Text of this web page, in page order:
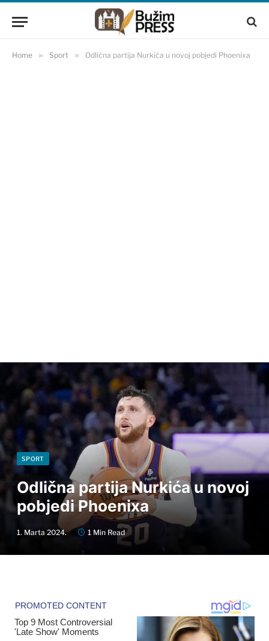
Home » Sport » Odlična partija Nurkića u novoj pobjedi Phoenixa
SPORT
Odlična partija Nurkića u novoj
pobjedi Phoenixa
1. Marta 2024. 1 Min Read